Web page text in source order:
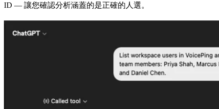
ID — 讓您確認分析涵蓋的是正確的人選。